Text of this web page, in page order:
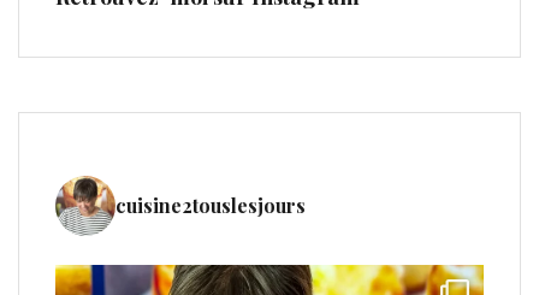
cuisine2touslesjours